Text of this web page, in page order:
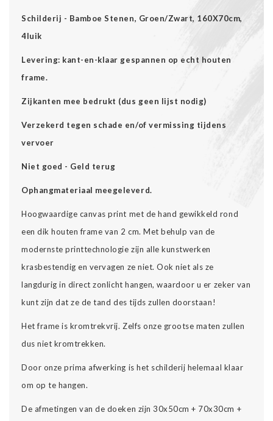
Schilderij - Bamboe Stenen, Groen/Zwart, 160X70cm,
4luik
Levering: kant-en-klaar gespannen op echt houten
frame.
Zijkanten mee bedrukt (dus geen lijst nodig)
Verzekerd tegen schade en/of vermissing tijdens
vervoer
Niet goed - Geld terug
Ophangmateriaal meegeleverd.
Hoogwaardige canvas print met de hand gewikkeld rond
een dik houten frame van 2 cm. Met behulp van de
modernste printtechnologie zijn alle kunstwerken
krasbestendig en vervagen ze niet. Ook niet als ze
langdurig in direct zonlicht hangen, waardoor u er zeker van
kunt zijn dat ze de tand des tijds zullen doorstaan!
Het frame is kromtrekvrij. Zelfs onze grootse maten zullen
dus niet kromtrekken.
Door onze prima afwerking is het schilderij helemaal klaar
om op te hangen.
De afmetingen van de doeken zijn 30x50cm + 70x30cm +